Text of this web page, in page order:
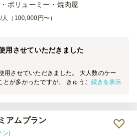
ボリューミー・焼肉屋
/人（100,000円〜）
用させていただきました
用させていただきました。 大人数のケー
とが多かったですが、 きゅうこんさんの
続きを表示
アムプラン
ン)